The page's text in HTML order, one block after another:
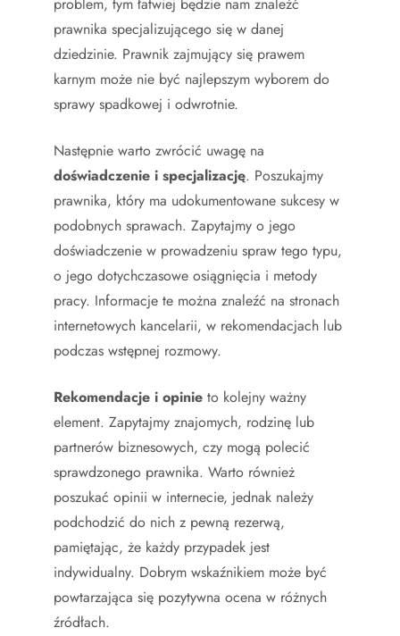
prawnika specjalizującego się w danej
dziedzinie. Prawnik zajmujący się prawem
karnym może nie być najlepszym wyborem do
sprawy spadkowej i odwrotnie.
Następnie warto zwrócić uwagę na
doświadczenie i specjalizację. Poszukajmy
prawnika, który ma udokumentowane sukcesy w
podobnych sprawach. Zapytajmy o jego
doświadczenie w prowadzeniu spraw tego typu,
o jego dotychczasowe osiągnięcia i metody
pracy. Informacje te można znaleźć na stronach
internetowych kancelarii, w rekomendacjach lub
podczas wstępnej rozmowy.
Rekomendacje i opinie to kolejny ważny
element. Zapytajmy znajomych, rodzinę lub
partnerów biznesowych, czy mogą polecić
sprawdzonego prawnika. Warto również
poszukać opinii w internecie, jednak należy
podchodzić do nich z pewną rezerwą,
pamiętając, że każdy przypadek jest
indywidualny. Dobrym wskaźnikiem może być
powtarzająca się pozytywna ocena w różnych
źródłach.